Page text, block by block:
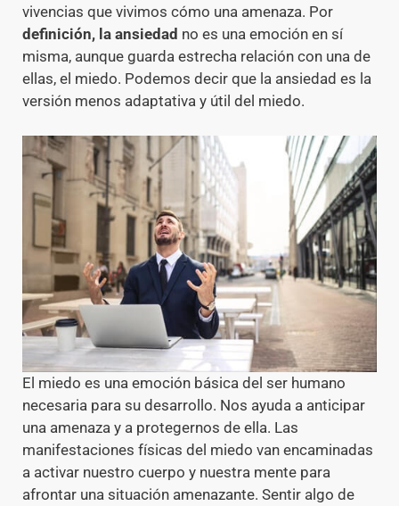
vivencias que vivimos cómo una amenaza. Por
definición, la ansiedad no es una emoción en sí
misma, aunque guarda estrecha relación con una de
ellas, el miedo. Podemos decir que la ansiedad es la
versión menos adaptativa y útil del miedo.
El miedo es una emoción básica del ser humano
necesaria para su desarrollo. Nos ayuda a anticipar
una amenaza y a protegernos de ella. Las
manifestaciones físicas del miedo van encaminadas
a activar nuestro cuerpo y nuestra mente para
afrontar una situación amenazante. Sentir algo de